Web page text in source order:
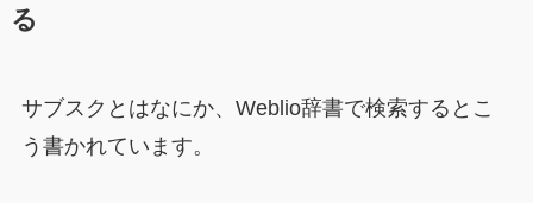
る
サブスクとはなにか、Weblio辞書で検索するとこ
う書かれています。